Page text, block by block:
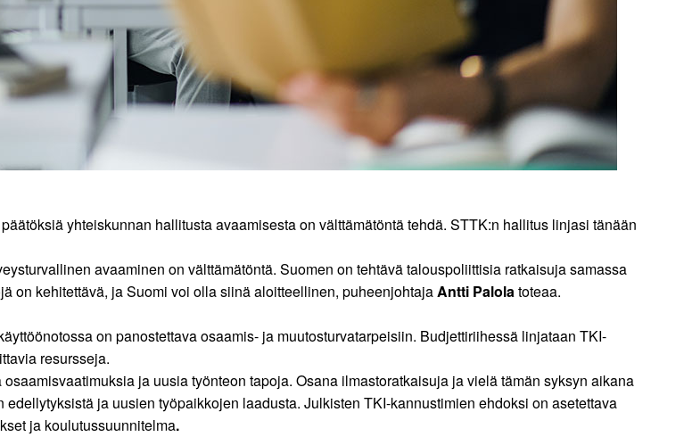
yhteiskunnan hallitusta avaamisesta on välttämätöntä tehdä. STTK:n hallitus linjasi tänään
avaaminen on välttämätöntä. Suomen on tehtävä talouspoliittisia ratkaisuja samassa
on kehitettävä, ja Suomi voi olla siinä aloitteellinen, puheenjohtajaAntti Palolatoteaa.
on panostettava osaamis- ja muutosturvatarpeisiin. Budjettiriihessä linjataan TKI-
resursseja.
ja uusia työnteon tapoja. Osana ilmastoratkaisuja ja vielä tämän syksyn aikana
ja uusien työpaikkojen laadusta. Julkisten TKI-kannustimien ehdoksi on asetettava
ja koulutussuunnitelma.